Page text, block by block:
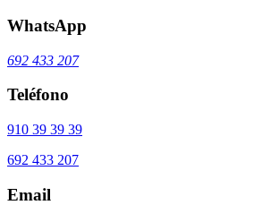
WhatsApp
692 433 207
Teléfono
910 39 39 39
692 433 207
Email